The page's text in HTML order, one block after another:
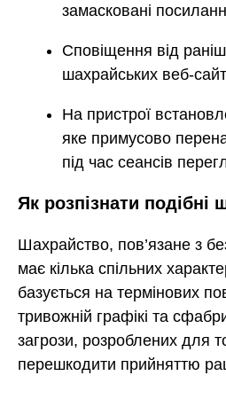
замасковані
Сповіщення від
шахрайських веб-
На пристрої
яке примусово
під час сеансів
Як розпізнати подібні
Шахрайство, пов’язане з
має кілька спільних
базується на термінових
тривожній графікі та
загрози, розроблених для
перешкодити прийняттю